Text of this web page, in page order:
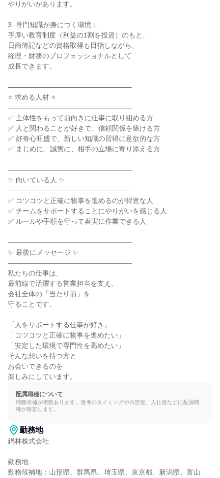
やりがいがあります。
3. 専門知識が身につく環境：
手厚い教育制度（利益の1割を投資）のもと、
日商簿記などの資格取得も目指しながら、
経理・財務のプロフェッショナルとして
成長できます。
――――――――――――――――――
⭐ 求める人材 ⭐
――――――――――――――――――
✅ 主体性をもって前向きに仕事に取り組める方
✅ 人と関わることが好きで、信頼関係を築ける方
✅ 好奇心旺盛で、新しい知識の習得に意欲的な方
✅ まじめに、誠実に、相手の立場に寄り添える方
――――――――――――――――――
✨ 向いている人 ✨
――――――――――――――――――
✅ コツコツと正確に物事を進めるのが得意な人
✅ チームをサポートすることにやりがいを感じる人
✅ ルールや手順を守って着実に作業できる人
――――――――――――――――――
✨ 最後にメッセージ ✨
――――――――――――――――――
私たちの仕事は、
最前線で活躍する営業担当を支え、
会社全体の「当たり前」を
守ることです。
「人をサポートする仕事が好き」
「コツコツと正確に物事を進めたい」
「安定した環境で専門性を高めたい」
そんな想いを持つ方と
お会いできるのを
楽しみにしています。
配属職種について
職種候補が複数あります。選考のタイミングや内定後、入社後などに配属職
種が確定します。
勤務地
鍋林株式会社
勤務地
勤務候補地：山形県、群馬県、埼玉県、東京都、新潟県、富山